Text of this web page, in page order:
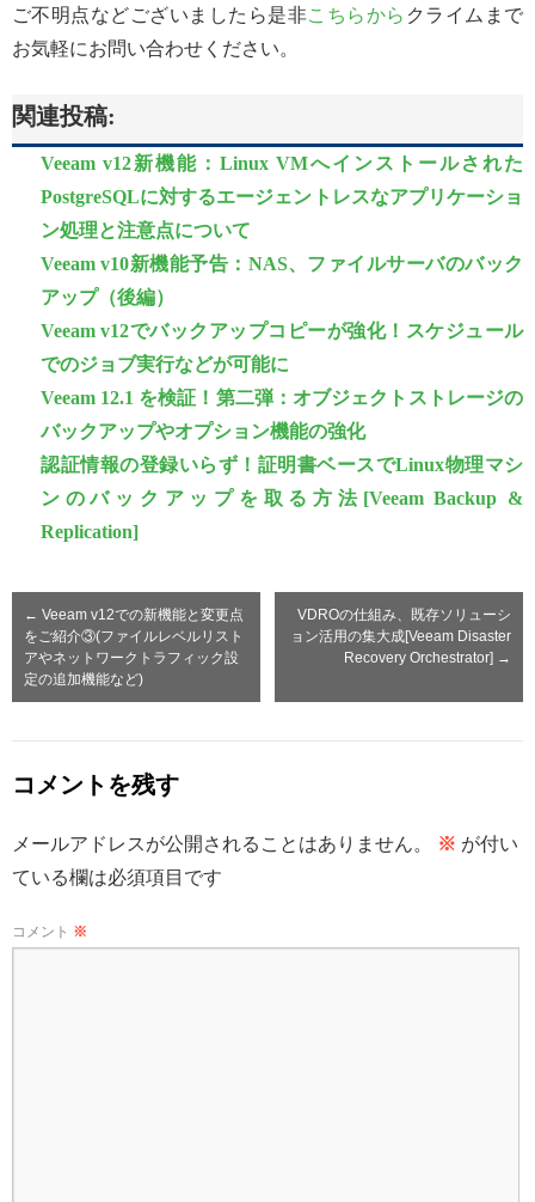
ご不明点などございましたら是非こちらから クライムまで
お気軽にお問い合わせください。
関連投稿:
Veeam v12新機能：Linux VMへインストールされた
PostgreSQLに対するエージェントレスなアプリケーショ
ン処理と注意点について
Veeam v10新機能予告：NAS、ファイルサーバのバック
アップ（後編）
Veeam v12でバックアップコピーが強化！スケジュール
でのジョブ実行などが可能に
Veeam 12.1 を検証！第二弾：オブジェクトストレージの
バックアップやオプション機能の強化
認証情報の登録いらず！証明書ベースでLinux物理マシ
ンのバックアップを取る方法[Veeam Backup &
Replication]
← Veeam v12での新機能と変更点
をご紹介③(ファイルレベルリスト
アやネットワークトラフィック設
定の追加機能など)
VDROの仕組み、既存ソリューシ
ョン活用の集大成[Veeam Disaster
Recovery Orchestrator] →
コメントを残す
メールアドレスが公開されることはありません。 ※ が付い
ている欄は必須項目です
コメント ※